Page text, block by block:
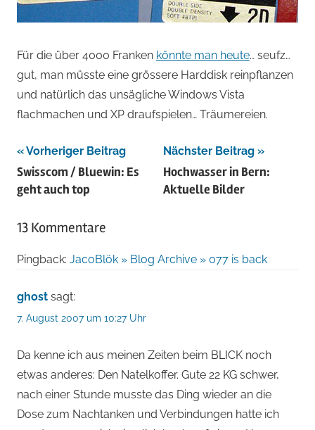
Für die über 4000 Franken könnte man heute… seufz…
gut, man müsste eine grössere Harddisk reinpflanzen
und natürlich das unsägliche Windows Vista
flachmachen und XP draufspielen… Träumereien.
Beitragsnavigation
Vorheriger Beitrag
Swisscom / Bluewin: Es
geht auch top
Nächster Beitrag
Hochwasser in Bern:
Aktuelle Bilder
13 Kommentare
Pingback: JacoBlök » Blog Archive » 077 is back
ghost sagt:
7. August 2007 um 10:27 Uhr
Da kenne ich aus meinen Zeiten beim BLICK noch
etwas anderes: Den Natelkoffer. Gute 22 KG schwer,
nach einer Stunde musste das Ding wieder an die
Dose zum Nachtanken und Verbindungen hatte ich